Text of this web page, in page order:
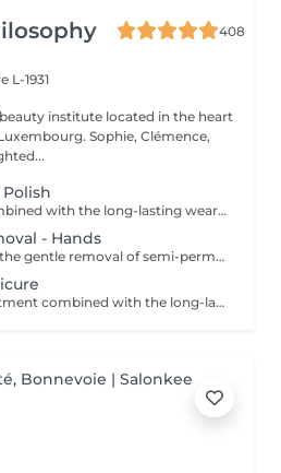
408
L-1931
institute located in the heart
Clémence,
A complete manicure combined with the long-lasting wear of semi-permanent nail polish. The treatment begins with full nail preparation, including shaping, cuticle care and preparation of the natural nail to ensure a clean and long-lasting result. The semi-permanent polish is then applied to provide a glossy, elegant and durable finish. Nails look neat and refined, with long-lasting wear for several weeks. Ideal for combining beauty, comfort and everyday practicality.
- Hands
A treatment dedicated to the gentle removal of semi-permanent nail polish, carried out with care to preserve the quality of the natural nail. The removal is followed by nail shaping and cuticle care to restore a clean and well-groomed result. A protective base is then applied to strengthen the nail, completed with a nourishing oil to hydrate and enhance the cuticles. Nails are left clean, cared for and protected. Ideal for taking a break while maintaining healthy nails. This service is only available for semi-permanent nail polish applied at the institute.
A complete foot care treatment combined with the long-lasting wear of semi-permanent nail polish. The treatment begins with nail preparation, including cuticle care, shaping and callus care if needed, to ensure a clean and well-groomed result. The semi-permanent polish is then applied to provide a glossy, elegant and durable finish. Feet look neat and perfectly cared for, with long-lasting results that remain flawless for several weeks. Ideal for maintaining clean, comfortable and elegant feet every day.